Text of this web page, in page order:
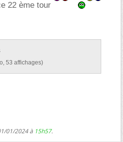
22 ème tour
53 affichages)
01/2024 à 15h57.